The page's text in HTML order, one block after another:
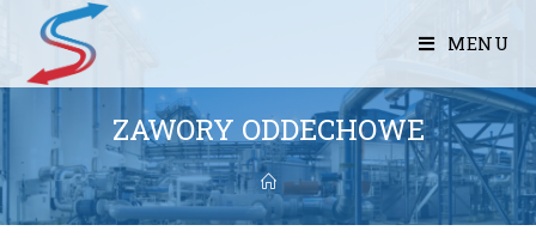
MENU
ZAWORY ODDECHOWE